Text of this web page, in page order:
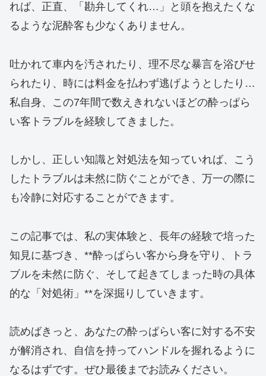
れば、正直、「勘弁してくれ…」と頭を抱えたくな
るような泥酔客も少なくありません。
吐かれて車内を汚されたり、理不尽な暴言を浴びせ
られたり、時には料金を払わず逃げようとしたり…
私自身、この7年間で数えきれないほどの酔っぱら
い客トラブルを経験してきました。
しかし、正しい知識と対処法を知っていれば、こう
したトラブルは未然に防ぐことができ、万一の際に
も冷静に対応することができます。
この記事では、私の実体験と、長年の経験で培った
知見に基づき、**酔っぱらい客から身を守り、トラ
ブルを未然に防ぐ、そして起きてしまった時の具体
的な「対処術」**を深掘りしていきます。
読めばきっと、あなたの酔っぱらい客に対する不安
が解消され、自信を持ってハンドルを握れるように
なるはずです。ぜひ最後までお読みください。